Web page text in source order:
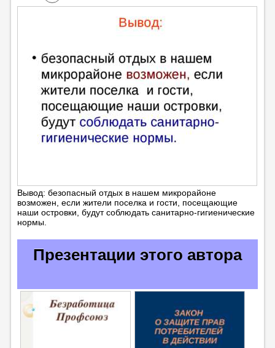
Вывод: безопасный отдых в нашем микрорайоне
возможен, если жители поселка и гости, посещающие
наши островки, будут соблюдать санитарно-гигиенические
нормы.
Презентации этого автора